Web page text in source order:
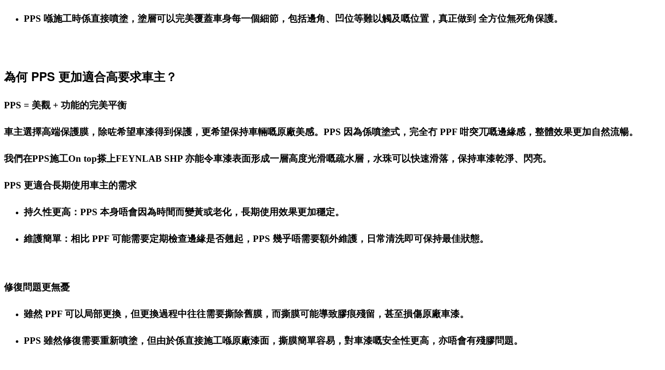
PPS 喺施工時係直接噴塗，塗層可以完美覆蓋車身每一個細節，包括邊角、凹位等難以觸及嘅位置，真正做到 全方位無死角保護。
為何 PPS 更加適合高要求車主？
PPS = 美觀 + 功能的完美平衡
車主選擇高端保護膜，除咗希望車漆得到保護，更希望保持車輛嘅原廠美感。PPS 因為係噴塗式，完全冇 PPF 咁突兀嘅邊緣感，整體效果更加自然流暢。
我們在PPS施工On top搽上FEYNLAB SHP 亦能令車漆表面形成一層高度光滑嘅疏水層，水珠可以快速滑落，保持車漆乾淨、閃亮。
PPS 更適合長期使用車主的需求
持久性更高：PPS 本身唔會因為時間而變黃或老化，長期使用效果更加穩定。
維護簡單：相比 PPF 可能需要定期檢查邊緣是否翹起，PPS 幾乎唔需要額外維護，日常清洗即可保持最佳狀態。
修復問題更無憂
雖然 PPF 可以局部更換，但更換過程中往往需要撕除舊膜，而撕膜可能導致膠痕殘留，甚至損傷原廠車漆。
PPS 雖然修復需要重新噴塗，但由於係直接施工喺原廠漆面，撕膜簡單容易，對車漆嘅安全性更高，亦唔會有殘膠問題。